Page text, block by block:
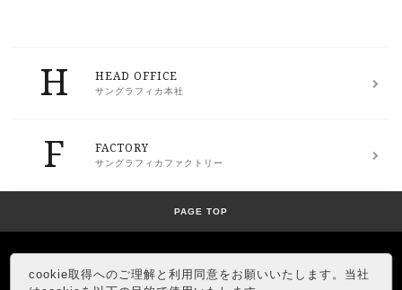
cookie取得へのご理解と利用同意をお願いいたします。当社
H HEAD OFFICE
サングラフィカ本社
F FACTORY
サングラフィカファクトリー
PAGE TOP